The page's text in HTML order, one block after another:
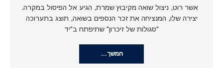
אשר רוט, ניצול שואה מקיבוץ שמרת, הגיע אל הפיסול במקרה.
יצירה שלו, המנציחה את זכר הנספים בשואה, תוצג בתערוכה
"סגולות של זיכרון" שתיפתח ב"יד
המשך…